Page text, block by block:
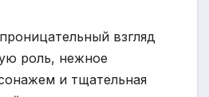
взгляд
роль, нежное
и тщательная